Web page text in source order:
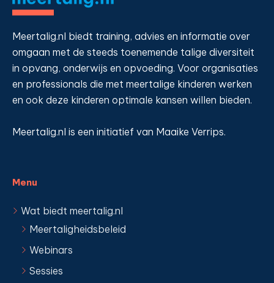
Meertalig.nl biedt training, advies en informatie over
omgaan met de steeds toenemende talige diversiteit
in opvang, onderwijs en opvoeding. Voor organisaties
en professionals die met meertalige kinderen werken
en ook deze kinderen optimale kansen willen bieden.
Meertalig.nl is een initiatief van Maaike Verrips.
Menu
Wat biedt meertalig.nl
Meertaligheidsbeleid
Webinars
Sessies